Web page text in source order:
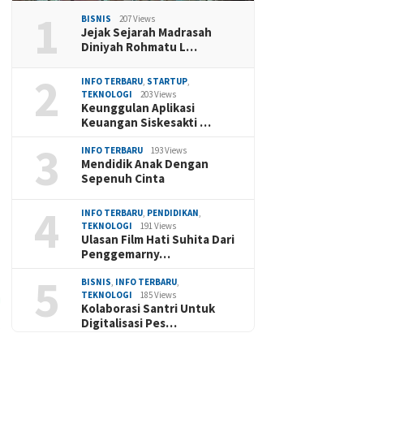
1 BISNIS 207 Views
Jejak Sejarah Madrasah
Diniyah Rohmatu L…
2 INFO TERBARU, STARTUP,
TEKNOLOGI
203 Views
Keunggulan Aplikasi
Keuangan Siskesakti …
3 INFO TERBARU 193 Views
Mendidik Anak Dengan
Sepenuh Cinta
4 INFO TERBARU, PENDIDIKAN,
TEKNOLOGI
191 Views
Ulasan Film Hati Suhita Dari
Penggemarny…
5 BISNIS, INFO TERBARU,
TEKNOLOGI
185 Views
Kolaborasi Santri Untuk
Digitalisasi Pes…